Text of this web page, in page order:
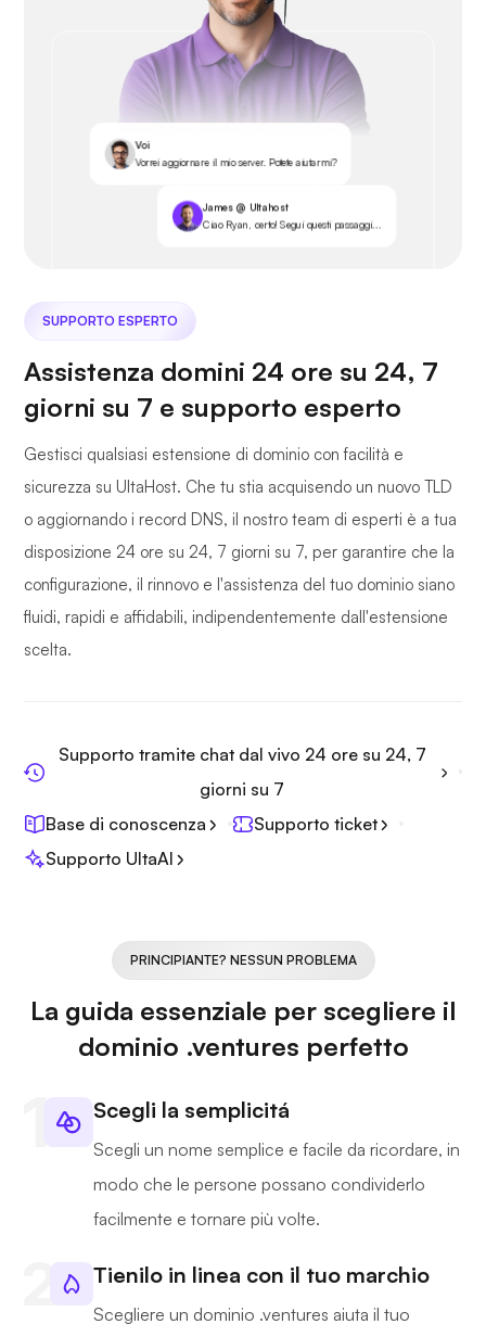
Voi
Vorrei aggiornare il mio server. Potete aiutarmi?
James @ Ultahost
Ciao Ryan, certo! Segui questi passaggi...
SUPPORTO ESPERTO
Assistenza domini 24 ore su 24, 7
giorni su 7 e supporto esperto
Gestisci qualsiasi estensione di dominio con facilità e
sicurezza su UltaHost. Che tu stia acquisendo un nuovo TLD
o aggiornando i record DNS, il nostro team di esperti è a tua
disposizione 24 ore su 24, 7 giorni su 7, per garantire che la
configurazione, il rinnovo e l'assistenza del tuo dominio siano
fluidi, rapidi e affidabili, indipendentemente dall'estensione
scelta.
Supporto tramite chat dal vivo 24 ore su 24, 7
giorni su 7
Base di conoscenza
Supporto ticket
Supporto UltaAI
PRINCIPIANTE? NESSUN PROBLEMA
La guida essenziale per scegliere il
dominio .ventures perfetto
Scegli la semplicitá
Scegli un nome semplice e facile da ricordare, in
modo che le persone possano condividerlo
facilmente e tornare più volte.
Tienilo in linea con il tuo marchio
Scegliere un dominio .ventures aiuta il tuo